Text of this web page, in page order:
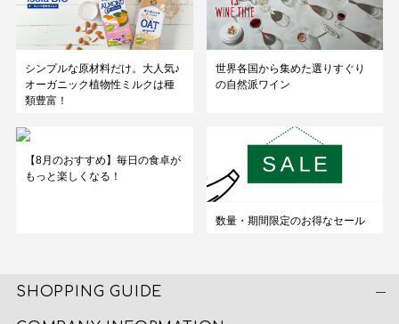
シンプルな原材料だけ。大人気♪
オーガニック植物性ミルクは種
類豊富！
世界各国から集めた選りすぐり
の自然派ワイン
【8月のおすすめ】毎日の食卓が
もっと楽しくなる！
数量・期間限定のお得なセール
SHOPPING GUIDE